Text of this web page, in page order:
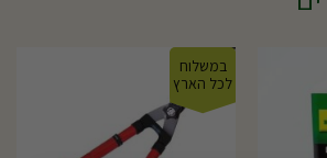
במשלוח
לכל הארץ